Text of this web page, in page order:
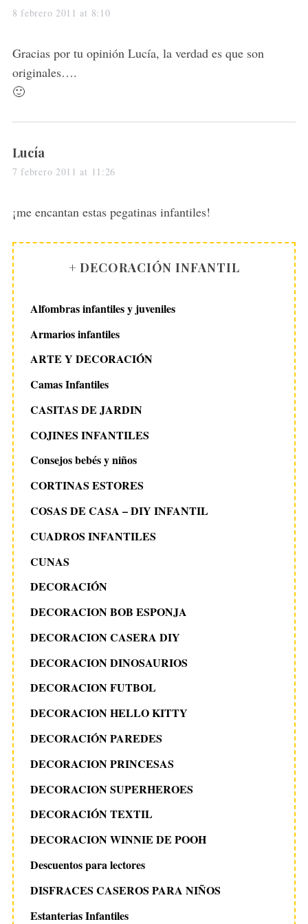
a
s
:
8 febrero 2011 at 8:10
Gracias por tu opinión Lucía, la verdad es que son
originales….
🙂
s
a
s
Lucía
7 febrero 2011 at 11:26
¡me encantan estas pegatinas infantiles!
+ DECORACIÓN INFANTIL
Alfombras infantiles y juveniles
Armarios infantiles
ARTE Y DECORACIÓN
Camas Infantiles
CASITAS DE JARDIN
COJINES INFANTILES
Consejos bebés y niños
CORTINAS ESTORES
COSAS DE CASA – DIY INFANTIL
CUADROS INFANTILES
CUNAS
DECORACIÓN
DECORACION BOB ESPONJA
DECORACION CASERA DIY
DECORACION DINOSAURIOS
DECORACION FUTBOL
DECORACION HELLO KITTY
DECORACIÓN PAREDES
DECORACION PRINCESAS
DECORACION SUPERHEROES
DECORACIÓN TEXTIL
DECORACION WINNIE DE POOH
Descuentos para lectores
DISFRACES CASEROS PARA NIÑOS
Estanterias Infantiles